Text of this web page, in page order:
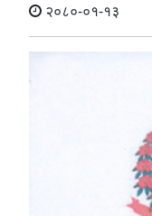
२०८०-०१-१३